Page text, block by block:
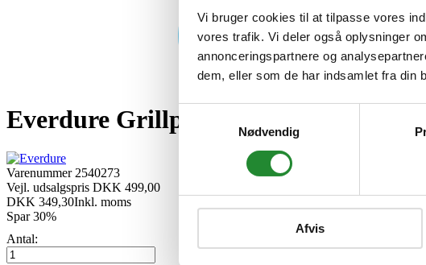
Vi bruger cookies til at tilpasse vores
vores trafik. Vi deler også oplysninger
annonceringspartnere og
dem, eller som de har indsamlet fra din
Nødvendig
Afvis
Everdure Grillplade i støbejern højre/
Varenummer 2540273
Vejl. udsalgspris DKK 499,00
DKK 349,30Inkl. moms
Spar 30%
Antal: